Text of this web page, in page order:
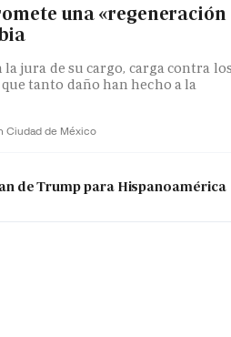
una «regeneración
jura de su cargo, carga contra
tanto daño han hecho a la
Ciudad de México
de Trump para Hispanoamérica